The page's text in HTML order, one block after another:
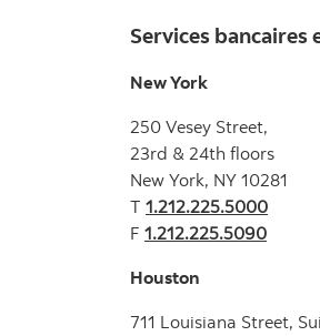
Services bancaires
New York
250 Vesey Street,
23rd & 24th floors
New York, NY 10281
T 1.212.225.5000
F 1.212.225.5090
Houston
711 Louisiana Street,